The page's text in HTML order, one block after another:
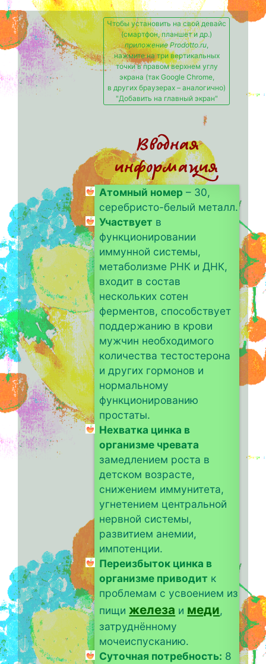
Чтобы установить на свой девайс
(смартфон, планшет и др.)
приложение Prodotto.ru,
нажмите на три вертикальных
точки в правом верхнем углу
экрана (так Google Chrome,
в других браузерах – аналогично)
"Добавить на главный экран"
Вводная
информация
Атомный номер – 30,
серебристо-белый металл.
Участвует в
функционировании
иммунной системы,
метаболизме РНК и ДНК,
входит в состав
нескольких сотен
ферментов, способствует
поддержанию в крови
мужчин необходимого
количества тестостерона
и других гормонов и
нормальному
функционированию
простаты.
Нехватка цинка в
организме чревата
замедлением роста в
детском возрасте,
снижением иммунитета,
угнетением центральной
нервной системы,
развитием анемии,
импотенции.
Переизбыток цинка в
организме приводит к
проблемам с усвоением из
пищи железа и меди,
затруднённому
мочеиспусканию.
Суточная потребность: 8